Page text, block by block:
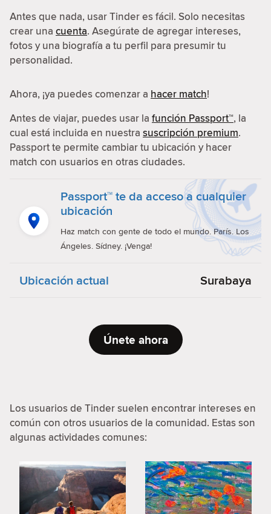
Antes que nada, usar Tinder es fácil. Solo necesitas
crear una cuenta. Asegúrate de agregar intereses,
fotos y una biografía a tu perfil para presumir tu
personalidad.
Ahora, ¡ya puedes comenzar a hacer match!
Antes de viajar, puedes usar la función Passport™, la
cual está incluida en nuestra suscripción premium.
Passport te permite cambiar tu ubicación y hacer
match con usuarios en otras ciudades.
Passport™ te da acceso a cualquier
ubicación
Haz match con gente de todo el mundo. París. Los
Ángeles. Sídney. ¡Venga!
Ubicación actual Surabaya
Únete ahora
Los usuarios de Tinder suelen encontrar intereses en
común con otros usuarios de la comunidad. Estas son
algunas actividades comunes: